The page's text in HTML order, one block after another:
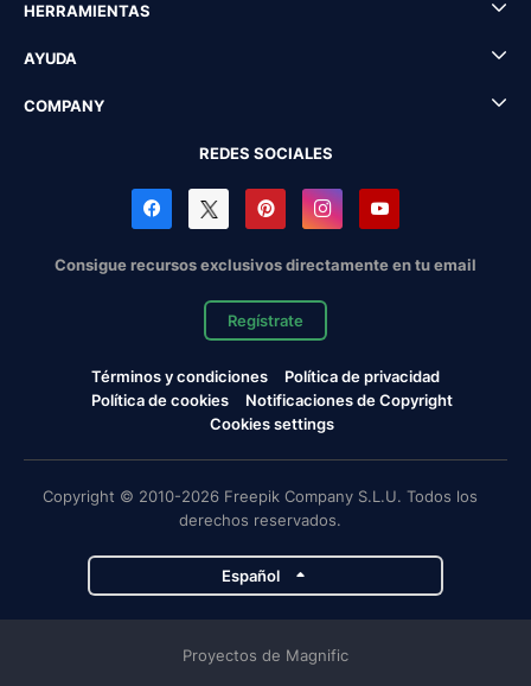
HERRAMIENTAS
AYUDA
COMPANY
REDES SOCIALES
Consigue recursos exclusivos directamente en tu email
Regístrate
Términos y condiciones
Política de privacidad
Política de cookies
Notificaciones de Copyright
Cookies settings
Copyright © 2010-2026 Freepik Company S.L.U. Todos los
derechos reservados.
Español
Proyectos de Magnific